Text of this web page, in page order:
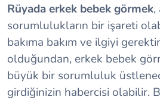
Rüyada erkek bebek görmek,
sorumlulukların bir işareti
bakıma bakım ve ilgiyi
olduğundan, erkek bebek
büyük bir sorumluluk
girdiğinizin habercisi olabilir.